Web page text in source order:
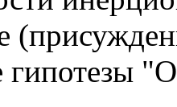
гипотезы